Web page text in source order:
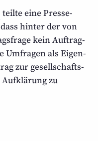
teilte eine Presse­
hinter der von
kein Auftrag­
Umfragen als Eigen­
zur gesellschafts­
zu